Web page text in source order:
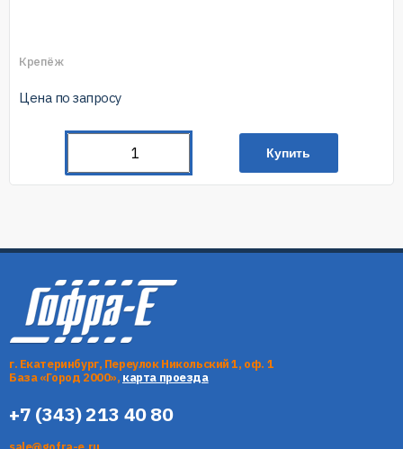
Крепёж
Цена по запросу
Купить
г. Екатеринбург, Переулок Никольский 1, оф. 1
База «Город 2000», карта проезда
+7 (343) 213 40 80